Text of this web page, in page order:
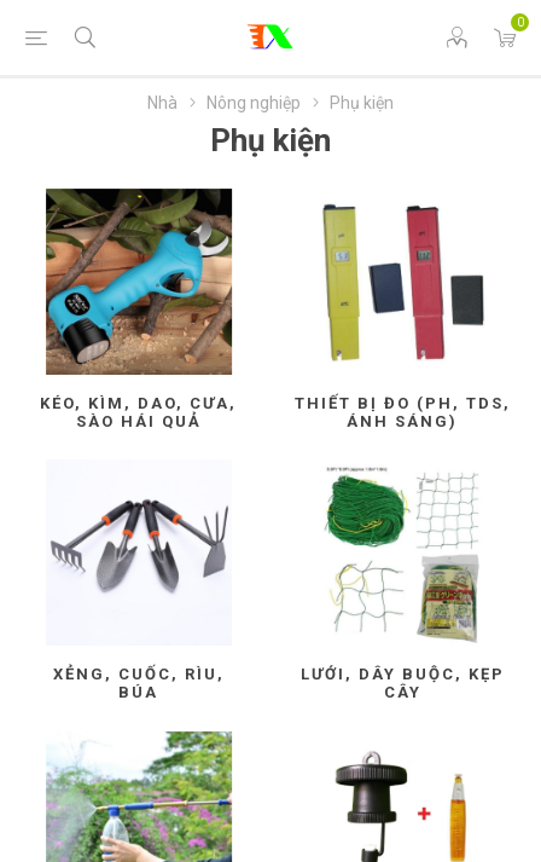
0
Nhà Nông nghiệp Phụ kiện
Phụ kiện
KÉO, KÌM, DAO, CƯA,
SÀO HÁI QUẢ
THIẾT BỊ ĐO (PH, TDS,
ÁNH SÁNG)
XẺNG, CUỐC, RÌU,
BÚA
LƯỚI, DÂY BUỘC, KẸP
CÂY